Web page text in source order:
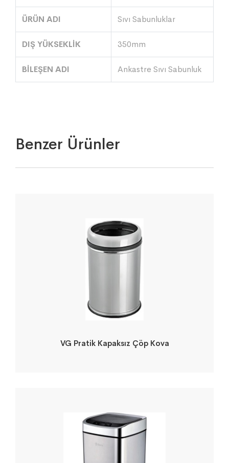
ÜRÜN ADI Sıvı Sabunluklar
DIŞ YÜKSEKLİK 350mm
BİLEŞEN ADI Ankastre Sıvı Sabunluk
Benzer Ürünler
VG Pratik Kapaksız Çöp Kova